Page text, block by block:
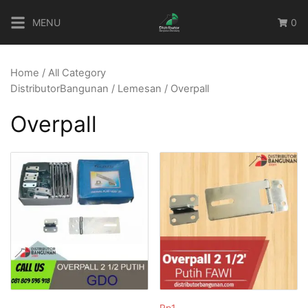
content
MENU 0
Home / All Category
DistributorBangunan / Lemesan / Overpall
Overpall